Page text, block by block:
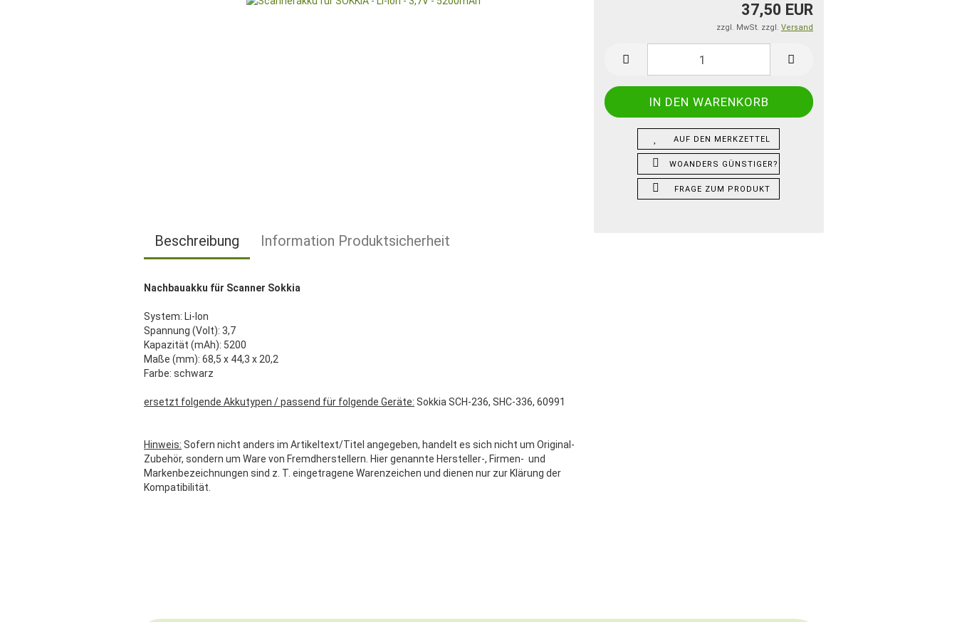
37,50 EUR
zzgl. MwSt. zzgl. Versand
AUF DEN MERKZETTEL
WOANDERS GÜNSTIGER?
FRAGE ZUM PRODUKT
Beschreibung Information Produktsicherheit
Nachbauakku für Scanner Sokkia
System: Li-Ion
Spannung (Volt): 3,7
Kapazität (mAh): 5200
Maße (mm): 68,5 x 44,3 x 20,2
Farbe: schwarz
ersetzt folgende Akkutypen / passend für folgende Geräte: Sokkia SCH-236, SHC-336, 60991
Hinweis: Sofern nicht anders im Artikeltext/Titel angegeben, handelt es sich nicht um Original-
Zubehör, sondern um Ware von Fremdherstellern. Hier genannte Hersteller-, Firmen- und
Markenbezeichnungen sind z. T. eingetragene Warenzeichen und dienen nur zur Klärung der
Kompatibilität.